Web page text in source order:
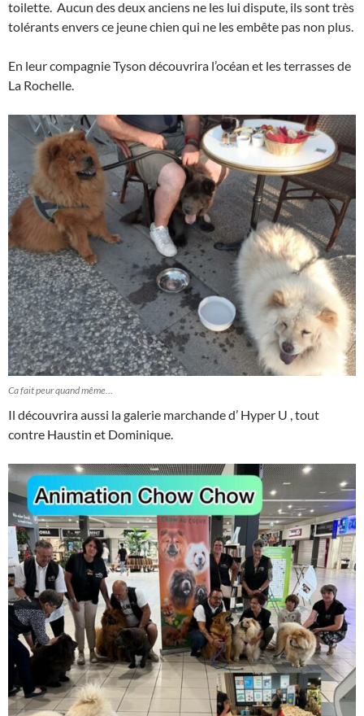
toilette. Aucun des deux anciens ne les lui dispute, ils sont très
tolérants envers ce jeune chien qui ne les embête pas non plus.
En leur compagnie Tyson découvrira l’océan et les terrasses de
La Rochelle.
Ca fait peur quand même…
Il découvrira aussi la galerie marchande d’ Hyper U , tout
contre Haustin et Dominique.